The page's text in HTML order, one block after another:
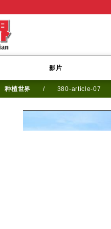
影片
种植世界 / 380-article-07